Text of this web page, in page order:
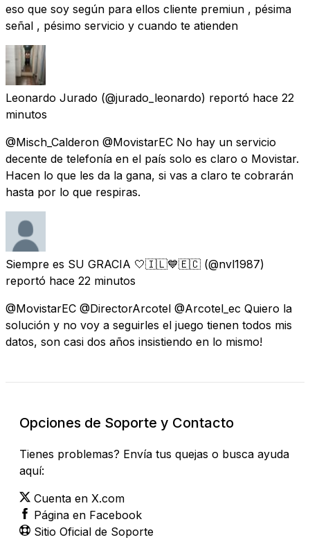
eso que soy según para ellos cliente premiun , pésima
señal , pésimo servicio y cuando te atienden
Leonardo Jurado (@jurado_leonardo) reportó hace 22
minutos
@Misch_Calderon @MovistarEC No hay un servicio
decente de telefonía en el país solo es claro o Movistar.
Hacen lo que les da la gana, si vas a claro te cobrarán
hasta por lo que respiras.
Siempre es SU GRACIA 🤍🇮🇱💙🇪🇨 (@nvl1987)
reportó hace 22 minutos
@MovistarEC @DirectorArcotel @Arcotel_ec Quiero la
solución y no voy a seguirles el juego tienen todos mis
datos, son casi dos años insistiendo en lo mismo!
Opciones de Soporte y Contacto
Tienes problemas? Envía tus quejas o busca ayuda
aquí:
Cuenta en X.com
Página en Facebook
Sitio Oficial de Soporte